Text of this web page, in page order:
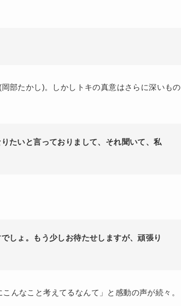
部たかし)。しかしトキの真意はさらに深いもの
たいと言っておりまして、それ聞いて、私
しょ。もう少しお待たせしますが、頑張り
んなこと考えてるなんて」と感動の声が続々。